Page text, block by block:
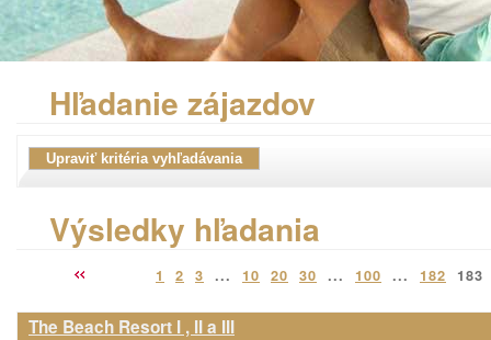
Hľadanie zájazdov
Výsledky hľadania
1 2 3 ... 10 20 30 ... 100 ... 182 183
The Beach Resort I , II a III